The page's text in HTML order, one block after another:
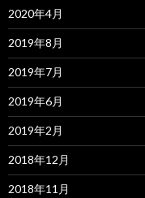
2020年4月
2019年8月
2019年7月
2019年6月
2019年2月
2018年12月
2018年11月